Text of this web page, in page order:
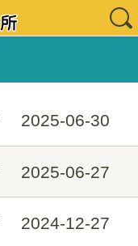
2025-06-30
2025-06-27
2024-12-27